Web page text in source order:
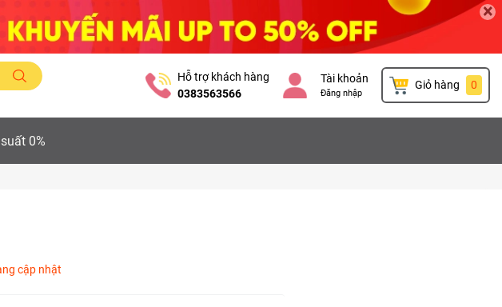
×
Hỗ trợ khách hàng
0383563566
Tài khoản
Đăng nhập
Giỏ hàng 0
0%
cập nhật